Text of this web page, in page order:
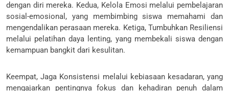
dengan diri mereka. Kedua, Kelola Emosi melalui pembelajaran
sosial-emosional, yang membimbing siswa memahami dan
mengendalikan perasaan mereka. Ketiga, Tumbuhkan Resiliensi
melalui pelatihan daya lenting, yang membekali siswa dengan
kemampuan bangkit dari kesulitan.
Keempat, Jaga Konsistensi melalui kebiasaan kesadaran, yang
mengajarkan pentingnya fokus dan kehadiran penuh dalam